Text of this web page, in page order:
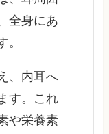
全身にあ
。
、内耳へ
す。これ
や栄養素